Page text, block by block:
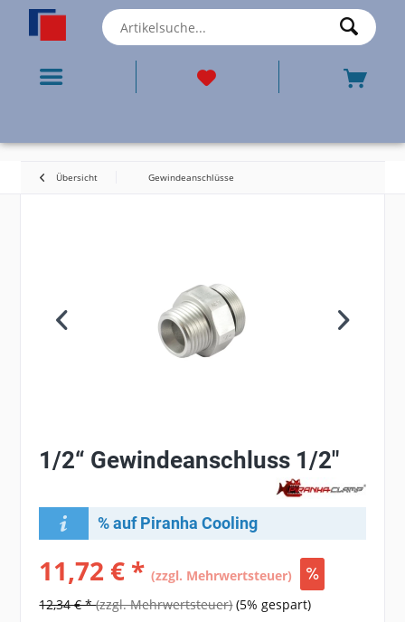
Übersicht Gewindeanschlüsse
1/2“ Gewindeanschluss 1/2"
% auf Piranha Cooling
11,72 € *(zzgl. Mehrwertsteuer)
12,34 € *(zzgl. Mehrwertsteuer) (5% gespart)